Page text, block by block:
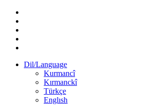
Dil/Language
Kurmancî
Kırmanckî
Türkçe
Englısh